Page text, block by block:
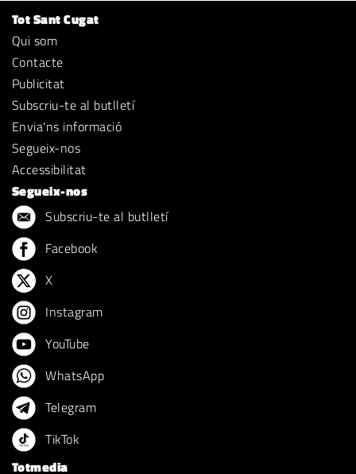
Tot Sant Cugat
Qui som
Contacte
Publicitat
Subscriu-te al butlletí
Envia'ns informació
Segueix-nos
Accessibilitat
Segueix-nos
Subscriu-te al butlletí
Facebook
X
Instagram
YouTube
WhatsApp
Telegram
TikTok
Totmedia